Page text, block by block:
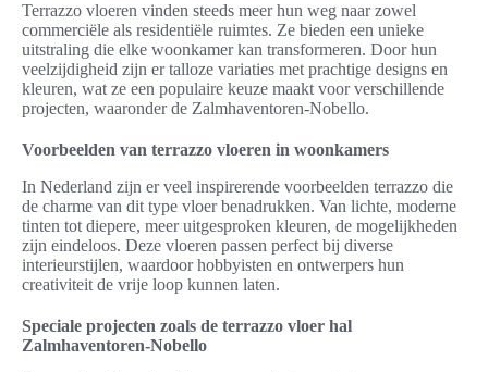
Terrazzo vloeren vinden steeds meer hun weg naar zowel
commerciële als residentiële ruimtes. Ze bieden een unieke
uitstraling die elke woonkamer kan transformeren. Door hun
veelzijdigheid zijn er talloze variaties met prachtige designs en
kleuren, wat ze een populaire keuze maakt voor verschillende
projecten, waaronder de Zalmhaventoren-Nobello.
Voorbeelden van terrazzo vloeren in woonkamers
In Nederland zijn er veel inspirerende voorbeelden terrazzo die
de charme van dit type vloer benadrukken. Van lichte, moderne
tinten tot diepere, meer uitgesproken kleuren, de mogelijkheden
zijn eindeloos. Deze vloeren passen perfect bij diverse
interieurstijlen, waardoor hobbyisten en ontwerpers hun
creativiteit de vrije loop kunnen laten.
Speciale projecten zoals de terrazzo vloer hal
Zalmhaventoren-Nobello